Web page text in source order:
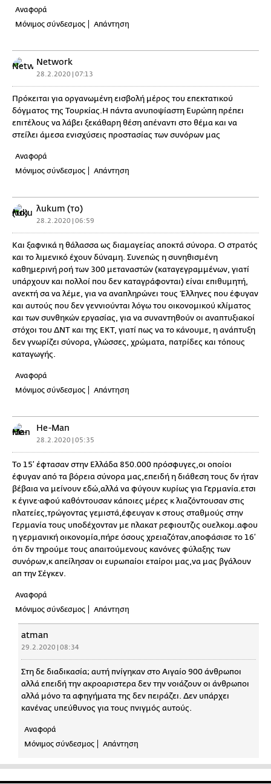
Αναφορά
Μόνιμος σύνδεσμος
Απάντηση
Network
28.2.2020 | 07:13
Πρόκειται για οργανωμένη εισβολή μέρος του επεκτατικού
δόγματος της Τουρκίας.Η πάντα ανυποψίαστη Ευρώπη πρέπει
επιτέλους να λάβει ξεκάθαρη θέση απέναντι στο θέμα και να
στείλει άμεσα ενισχύσεις προστασίας των συνόρων μας
Αναφορά
Μόνιμος σύνδεσμος
Απάντηση
λukum (το)
28.2.2020 | 06:59
Και ξαφνικά η θάλασσα ως διαμαγείας αποκτά σύνορα. Ο στρατός
και το λιμενικό έχουν δύναμη. Συνεπώς η συνηθισμένη
καθημερινή ροή των 300 μεταναστών (καταγεγραμμένων, γιατί
υπάρχουν και πολλοί που δεν καταγράφονται) είναι επιθυμητή,
ανεκτή σα να λέμε, για να αναπληρώνει τους Έλληνες που έφυγαν
και αυτούς που δεν γεννιούνται λόγω του οικονομικού κλίματος
και των συνθηκών εργασίας, για να συναντηθούν οι αναπτυξιακοί
στόχοι του ΔΝΤ και της ΕΚΤ, γιατί πως να το κάνουμε, η ανάπτυξη
δεν γνωρίζει σύνορα, γλώσσες, χρώματα, πατρίδες και τόπους
καταγωγής.
Αναφορά
Μόνιμος σύνδεσμος
Απάντηση
He-Man
28.2.2020 | 05:35
Το 15’ έφτασαν στην Ελλάδα 850.000 πρόσφυγες,οι οποίοι
έφυγαν από τα βόρεια σύνορα μας,επειδή η διάθεση τους δν ήταν
βέβαια να μείνουν εδώ,αλλά να φύγουν κυρίως για Γερμανία.ετσι
κ έγινε·αφού καθόντουσαν κάποιες μέρες κ λιαζόντουσαν στις
πλατείες,τρώγοντας γεμιστά,έφευγαν κ στους σταθμούς στην
Γερμανία τους υποδέχονταν με πλακατ ρεφιουτζις ουελκομ.αφου
η γερμανική οικονομία,πήρε όσους χρειαζόταν,αποφάσισε το 16’
ότι δν τηρούμε τους απαιτούμενους κανόνες φύλαξης των
συνόρων,κ απείλησαν οι ευρωπαίοι εταίροι μας,να μας βγάλουν
απ την Σέγκεν.
Αναφορά
Μόνιμος σύνδεσμος
Απάντηση
atman
29.2.2020 | 08:34
Στη δε διαδικασία; αυτή πνίγηκαν στο Αιγαίο 900 άνθρωποι
αλλά επειδή την ακροαριστερα δεν την νοιάζουν οι άνθρωποι
αλλά μόνο τα αφηγήματα της δεν πειράζει. Δεν υπάρχει
κανένας υπεύθυνος για τους πνιγμός αυτούς.
Αναφορά
Μόνιμος σύνδεσμος
Απάντηση